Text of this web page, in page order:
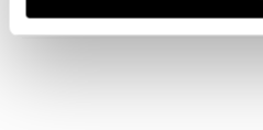
LIEFERUNG UND RÜCKGABE